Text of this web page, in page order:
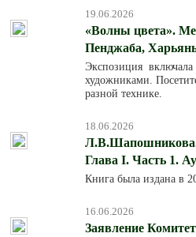
19.06.2026
«Волны цвета».
Пенджаба,
Экспозиция
художниками.
разной технике.
18.06.2026
Л.В.Шапошникова.
Глава I. Часть 1.
Книга была издана в
16.06.2026
Заявление